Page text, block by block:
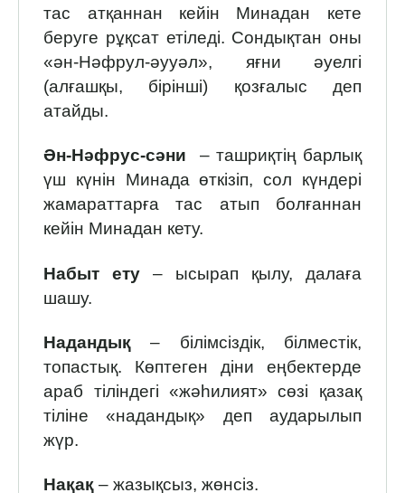
тас атқаннан кейін Минадан кете
беруге рұқсат етіледі. Сондықтан оны
«ән-Нәфрул-әууәл», яғни әуелгі
(алғашқы, бірінші) қозғалыс деп
атайды.
Ән-Нәфрус-сәни – ташриқтің барлық
үш күнін Минада өткізіп, сол күндері
жамараттарға тас атып болғаннан
кейін Минадан кету.
Набыт ету – ысырап қылу, далаға
шашу.
Надандық – білімсіздік, білместік,
топастық. Көптеген діни еңбектерде
араб тіліндегі «жәһилият» сөзі қазақ
тіліне «надандық» деп аударылып
жүр.
Нақақ – жазықсыз, жөнсіз.